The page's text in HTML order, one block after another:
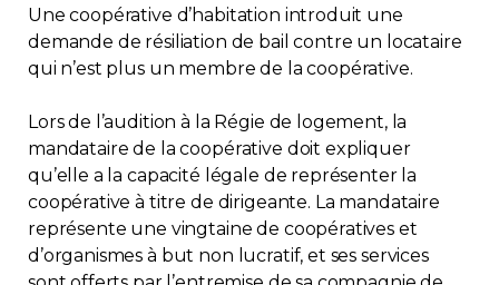
FAQ
Adhésion
Une coopérative d’habitation introduit une
demande de résiliation de bail contre un locataire
qui n’est plus un membre de la coopérative.
Lors de l’audition à la Régie de logement, la
mandataire de la coopérative doit expliquer
qu’elle a la capacité légale de représenter la
coopérative à titre de dirigeante. La mandataire
représente une vingtaine de coopératives et
d’organismes à but non lucratif, et ses services